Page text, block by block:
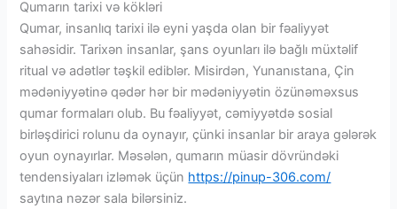
Qumarın tarixi və kökləri
Qumar, insanlıq tarixi ilə eyni yaşda olan bir fəaliyyət
sahəsidir. Tarixən insanlar, şans oyunları ilə bağlı müxtəlif
ritual və adətlər təşkil ediblər. Misirdən, Yunanıstana, Çin
mədəniyyətinə qədər hər bir mədəniyyətin özünəməxsus
qumar formaları olub. Bu fəaliyyət, cəmiyyətdə sosial
birləşdirici rolunu da oynayır, çünki insanlar bir araya gələrək
oyun oynayırlar. Məsələn, qumarın müasir dövründəki
tendensiyaları izləmək üçün https://pinup-306.com/
saytına nəzər sala bilərsiniz.